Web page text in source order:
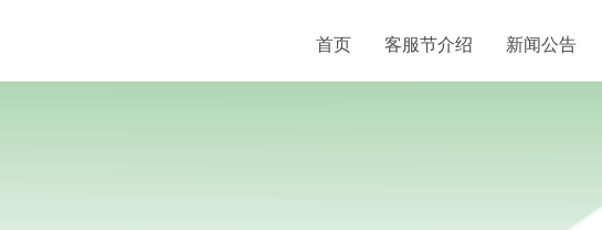
首页 客服节介绍 新闻公告